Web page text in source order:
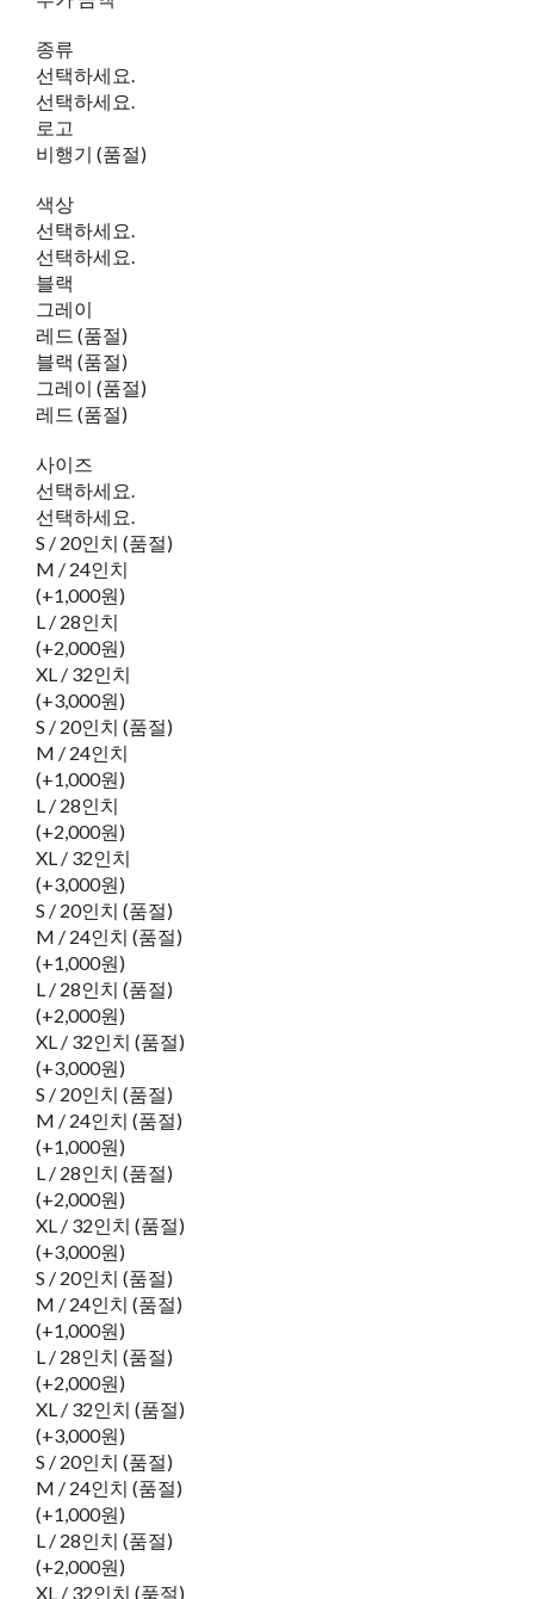
종류
선택하세요.
선택하세요.
로고
비행기 (품절)
색상
선택하세요.
선택하세요.
블랙
그레이
레드 (품절)
블랙 (품절)
그레이 (품절)
레드 (품절)
사이즈
선택하세요.
선택하세요.
S / 20인치 (품절)
M / 24인치
(+1,000원)
L / 28인치
(+2,000원)
XL / 32인치
(+3,000원)
S / 20인치 (품절)
M / 24인치
(+1,000원)
L / 28인치
(+2,000원)
XL / 32인치
(+3,000원)
S / 20인치 (품절)
M / 24인치 (품절)
(+1,000원)
L / 28인치 (품절)
(+2,000원)
XL / 32인치 (품절)
(+3,000원)
S / 20인치 (품절)
M / 24인치 (품절)
(+1,000원)
L / 28인치 (품절)
(+2,000원)
XL / 32인치 (품절)
(+3,000원)
S / 20인치 (품절)
M / 24인치 (품절)
(+1,000원)
L / 28인치 (품절)
(+2,000원)
XL / 32인치 (품절)
(+3,000원)
S / 20인치 (품절)
M / 24인치 (품절)
(+1,000원)
L / 28인치 (품절)
(+2,000원)
XL / 32인치 (품절)